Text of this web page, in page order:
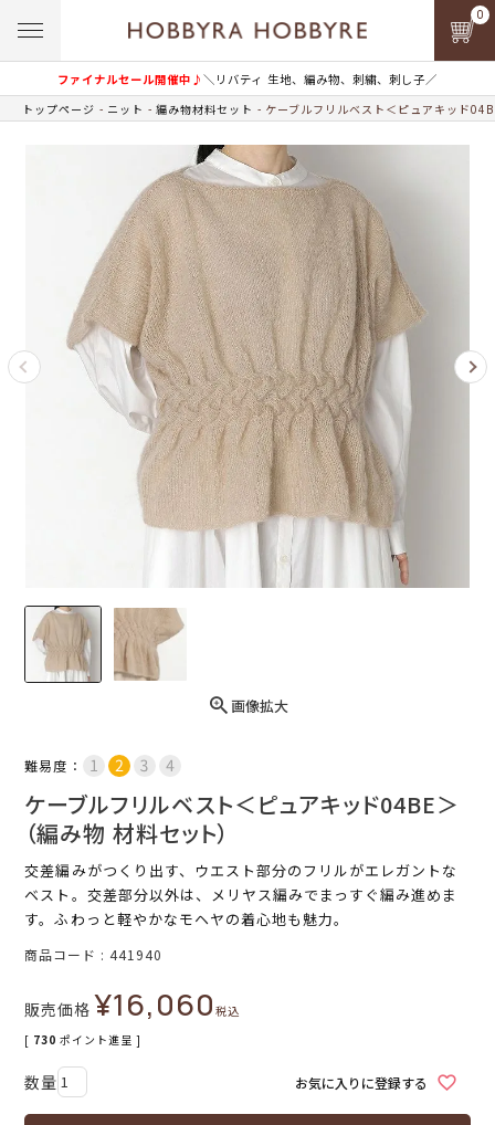
ファイナルセール開催中♪＼リバティ 生地、編み物、刺繍、刺し子／
0
トップページ ニット 編み物材料セット ケーブルフリルベスト＜ピュアキッド
画像拡大
難易度：
ケーブルフリルベスト＜ピュアキッド04BE＞
（編み物 材料セット）
交差編みがつくり出す、ウエスト部分のフリルがエレガントな
ベスト。交差部分以外は、メリヤス編みでまっすぐ編み進めま
す。ふわっと軽やかなモヘヤの着心地も魅力。
商品コード 441940
販売価格 ¥16,060税込
[ 730 ポイント進呈 ]
お気に入りに登録する